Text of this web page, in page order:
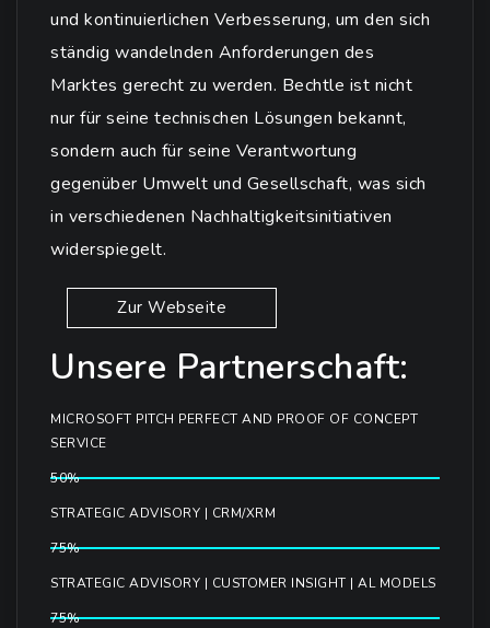
und kontinuierlichen Verbesserung, um den sich
ständig wandelnden Anforderungen des
Marktes gerecht zu werden. Bechtle ist nicht
nur für seine technischen Lösungen bekannt,
sondern auch für seine Verantwortung
gegenüber Umwelt und Gesellschaft, was sich
in verschiedenen Nachhaltigkeitsinitiativen
widerspiegelt.
Zur Webseite
Unsere Partnerschaft:
MICROSOFT PITCH PERFECT AND PROOF OF CONCEPT
SERVICE
50%
STRATEGIC ADVISORY | CRM/XRM
75%
STRATEGIC ADVISORY | CUSTOMER INSIGHT | AL MODELS
75%